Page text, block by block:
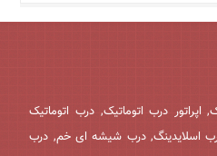
اپراتور درب اتوماتیک, درب اتوماتیک
اسلایدینگ, درب شیشه ای خم, درب